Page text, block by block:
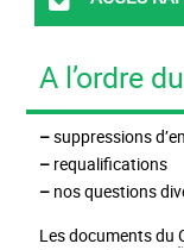
A l’ordre
–suppressions
–requalifications
–nos questions
Les documents du